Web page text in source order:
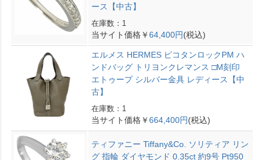
ース【中古】
在庫数：1
当サイト価格￥64,400円(税込)
エルメス HERMES ピコタンロックPM ハ
ンドバッグ トリヨンクレマンス □M刻印
エトゥープ シルバー金具 レディース【中
古】
在庫数：1
当サイト価格￥664,400円(税込)
ティファニー Tiffany&Co. ソリティア リン
グ 指輪 ダイヤモンド 0.35ct 約9号 Pt950